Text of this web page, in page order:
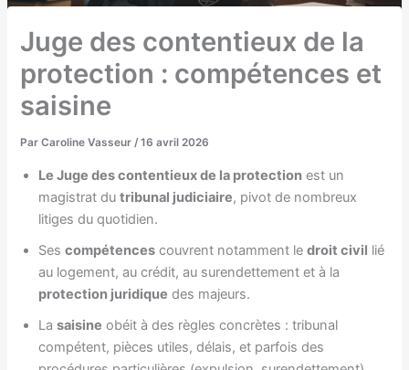
Juge des contentieux de la
protection : compétences et
saisine
ParCaroline Vasseur/16 avril 2026
Le Juge des contentieux de la protection est un
magistrat dutribunal judiciaire, pivot de nombreux
litiges du quotidien.
Sescompétences couvrent notamment ledroit civil lié
au logement, au crédit, au surendettement et à la
protection juridique des majeurs.
Lasaisine obéit à des règles concrètes : tribunal
compétent, pièces utiles, délais, et parfois des